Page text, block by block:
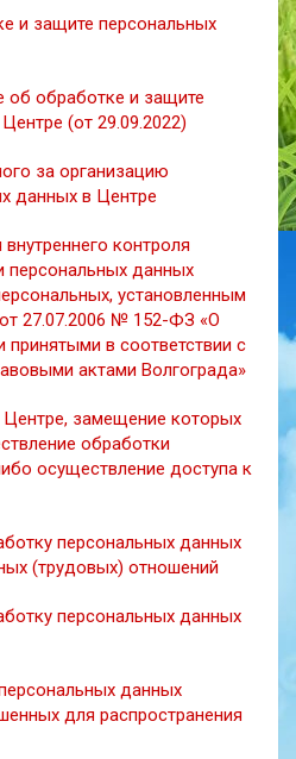
и защите персональных
обработке и защите
(от 29.09.2022)
за организацию
данных в Центре
контроля
персональных данных
установленным
27.07.2006 № 152-ФЗ «О
в соответствии с
актами Волгограда»
замещение которых
обработки
осуществление доступа к
персональных данных
(трудовых) отношений
персональных данных
данных
для распространения